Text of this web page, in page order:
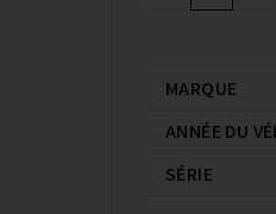
MARQUE
ANNÉE DU
SÉRIE